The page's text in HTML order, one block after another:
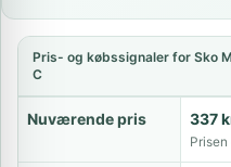
Pris- og købssignaler for Sko
C
Nuværende pris 337